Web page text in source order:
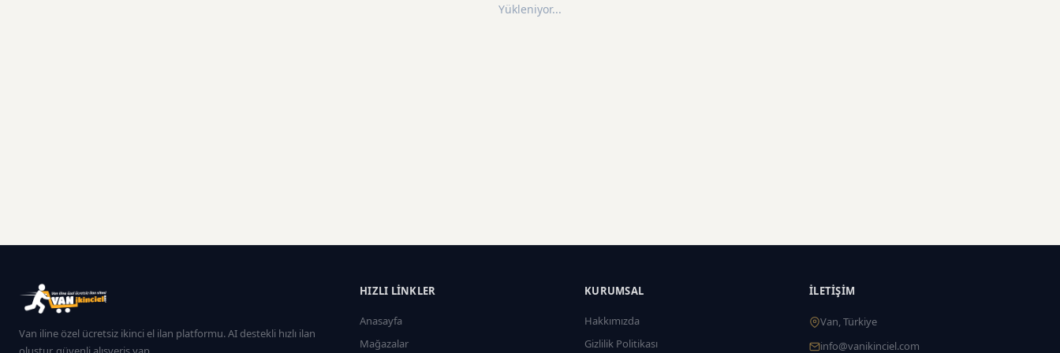
Yükleniyor...
Van iline özel ücretsiz ikinci el ilan platformu. AI destekli hızlı ilan
HIZLI LINKLER
Anasayfa
Mağazalar
KURUMSAL
Hakkımızda
Gizlilik Politikası
İLETIŞIM
Van, Türkiye
info@vanikinciel.com